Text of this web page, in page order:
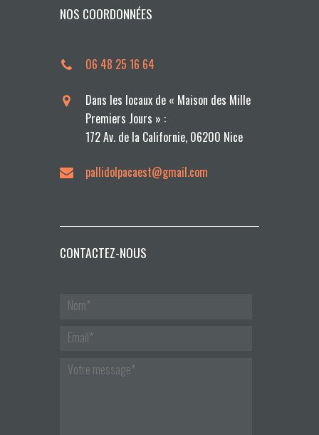
NOS COORDONNÉES
06 48 25 16 64
Dans les locaux de « Maison des Mille
Premiers Jours » :
172 Av. de la Californie, 06200 Nice
pallidolpacaest@gmail.com
CONTACTEZ-NOUS